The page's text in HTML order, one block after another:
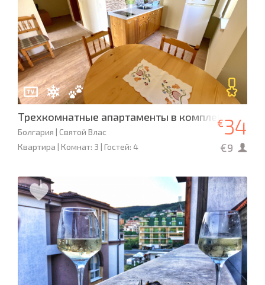
Трехкомнатные апартаменты в комплексе с 17
Болгария | Святой Влас
Квартира | Комнат: 3 | Гостей: 4
€34
€9